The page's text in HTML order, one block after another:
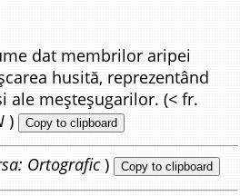
dat membrilor aripei
husită, reprezentând
ale meșteșugarilor. (< fr.
) Copy to clipboard
Ortografic) Copy to clipboard